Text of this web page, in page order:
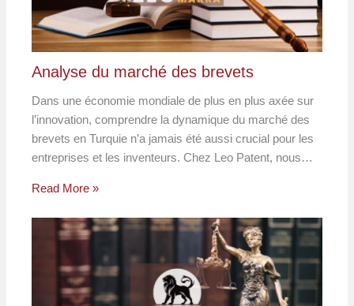
Analyse du marché des brevets
Dans une économie mondiale de plus en plus axée sur
l’innovation, comprendre la dynamique du marché des
brevets en Turquie n’a jamais été aussi crucial pour les
entreprises et les inventeurs. Chez Leo Patent, nous…
Read More »